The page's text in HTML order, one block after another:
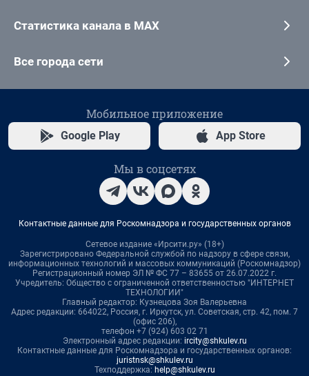
Статистика канала в MAX
Все города сети
Мобильное приложение
Google Play App Store
Мы в соцсетях
Контактные данные для Роскомнадзора и государственных органов
Сетевое издание «Ирсити.ру» (18+)
Зарегистрировано Федеральной службой по надзору в сфере связи,
информационных технологий и массовых коммуникаций (Роскомнадзор)
Регистрационный номер ЭЛ № ФС 77 – 83655 от 26.07.2022 г.
Учредитель: Общество с ограниченной ответственностью "ИНТЕРНЕТ
ТЕХНОЛОГИИ"
Главный редактор: Кузнецова Зоя Валерьевна
Адрес редакции: 664022, Россия, г. Иркутск, ул. Советская, стр. 42, пом. 7
(офис 206),
телефон +7 (924) 603 02 71
Электронный адрес редакции: ircity@shkulev.ru
Контактные данные для Роскомнадзора и государственных органов:
juristnsk@shkulev.ru
Техподдержка: help@shkulev.ru